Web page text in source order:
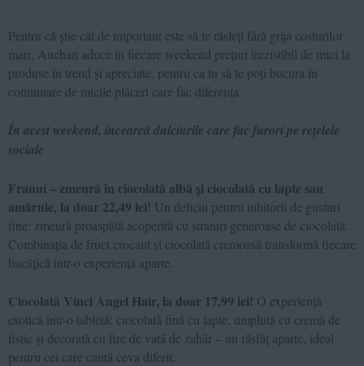
Pentru că știe cât de important este să te răsfeți fără grija costurilor
mari, Auchan aduce în fiecare weekend prețuri irezistibil de mici la
produse în trend și apreciate, pentru ca tu să te poți bucura în
continuare de micile plăceri care fac diferența.
În acest weekend, încearcă dulciurile care fac furori pe rețelele
sociale
Franuí – zmeură în ciocolată albă și ciocolată cu lapte sau
amăruie, la doar 22,49 lei! Un deliciu pentru iubitorii de gusturi
fine: zmeură proaspătă acoperită cu straturi generoase de ciocolată.
Combinația de fruct crocant și ciocolată cremoasă transformă fiecare
bucățică într-o experiență aparte.
Ciocolată Vinci Angel Hair, la doar 17,99 lei! O experiență
exotică într-o tabletă: ciocolată fină cu lapte, umplută cu cremă de
fistic și decorată cu fire de vată de zahăr – un răsfăț aparte, ideal
pentru cei care caută ceva diferit.